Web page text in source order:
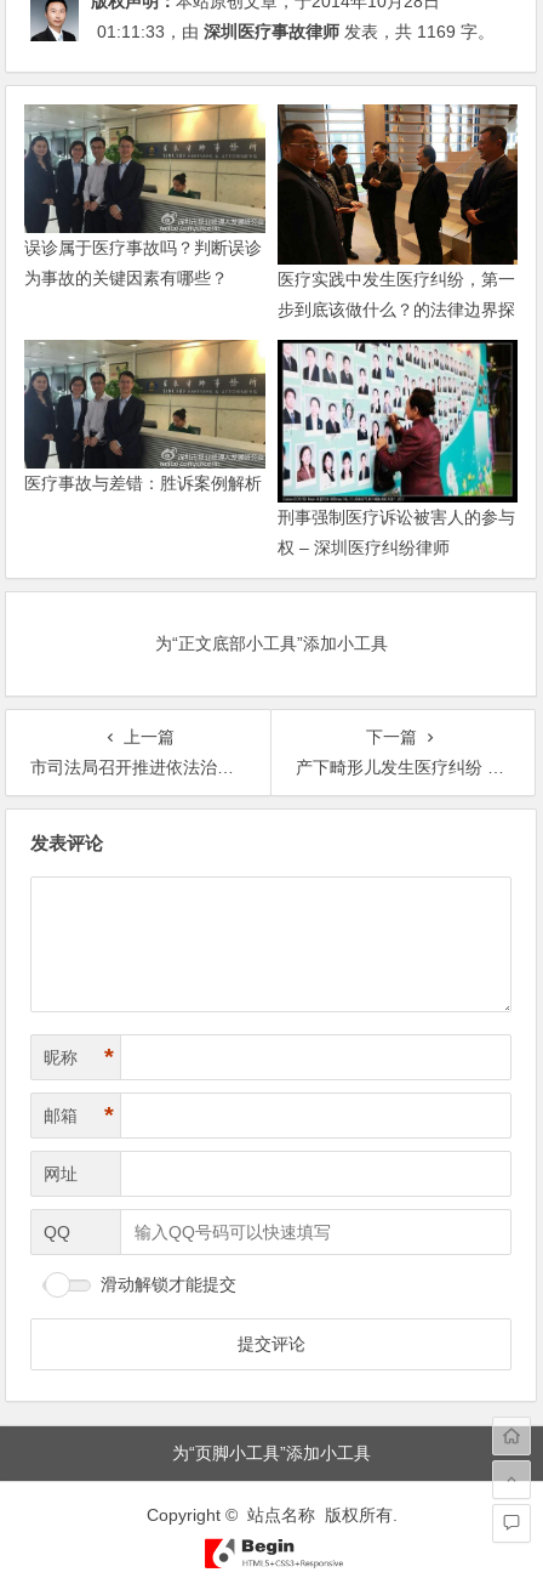
01:11:33 ，由深圳医疗事故律师 发表，共 1169 字。
误诊属于医疗事故吗？判断误诊
为事故的关键因素有哪些？
医疗实践中发生医疗纠纷，第一
步到底该做什么？的法律边界探
讨
医疗事故与差错：胜诉案例解析
刑事强制医疗诉讼被害人的参与
权 – 深圳医疗纠纷律师
为“正文底部小工具”添加小工具
上一篇
市司法局召开推进依法治市工作媒体恳谈会 – 医疗纠纷 – 深圳医疗纠纷律师
下一篇
产下畸形儿发生医疗纠纷 经医疗纠纷调解达成协议 – 医疗纠纷 – 深圳医疗纠纷律师
发表评论
昵称 *
邮箱 *
网址
QQ
滑动解锁才能提交
为“页脚小工具”添加小工具
Copyright © 站点名称 版权所有.